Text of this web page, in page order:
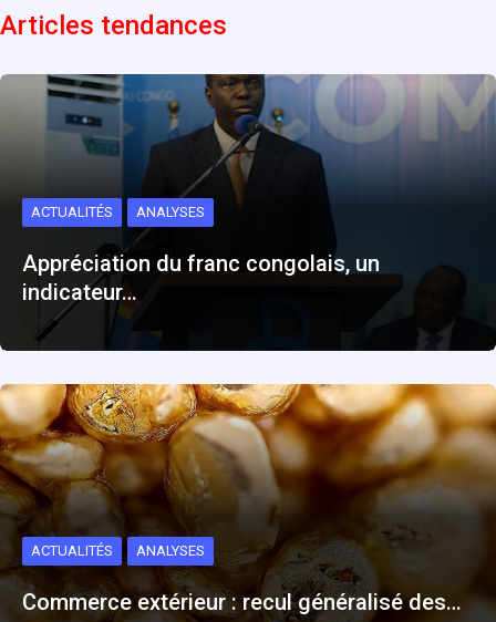
Articles tendances
ACTUALITÉS ANALYSES
Appréciation du franc congolais, un
indicateur…
ACTUALITÉS ANALYSES
Commerce extérieur : recul généralisé des…